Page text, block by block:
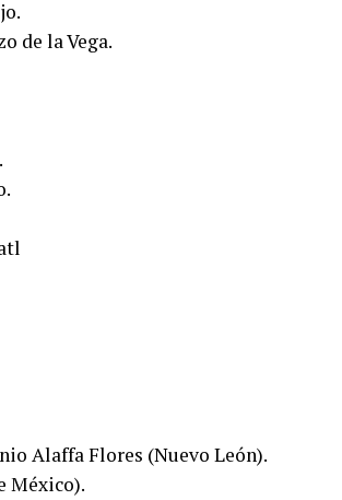
de la Vega.
Alaffa Flores (Nuevo León).
México).